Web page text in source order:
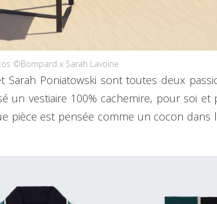
©Bompard x Sarah Lavoine
Sarah Poniatowski sont toutes deux
un vestiaire 100% cachemire, pour soi et
pièce est pensée comme un cocon